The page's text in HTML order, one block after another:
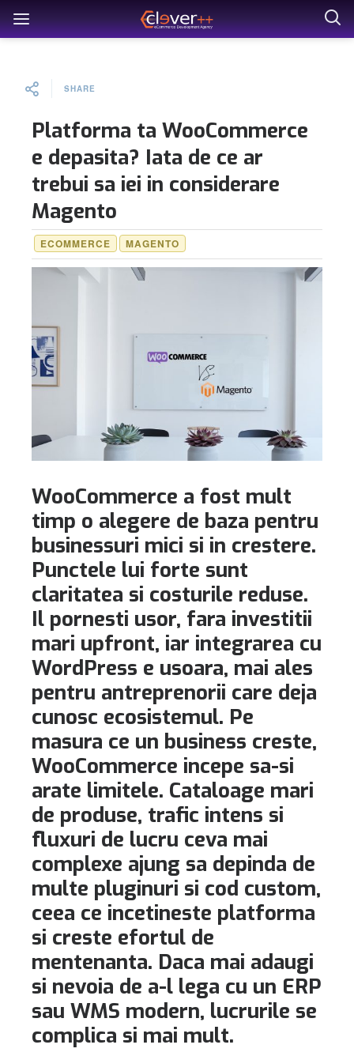
SHARE
Platforma ta WooCommerce
e depasita? Iata de ce ar
trebui sa iei in considerare
Magento
ECOMMERCE MAGENTO
WooCommerce a fost mult
timp o alegere de baza pentru
businessuri mici si in crestere.
Punctele lui forte sunt
claritatea si costurile reduse.
Il pornesti usor, fara investitii
mari upfront, iar integrarea cu
WordPress e usoara, mai ales
pentru antreprenorii care deja
cunosc ecosistemul. Pe
masura ce un business creste,
WooCommerce incepe sa-si
arate limitele. Cataloage mari
de produse, trafic intens si
fluxuri de lucru ceva mai
complexe ajung sa depinda de
multe pluginuri si cod custom,
ceea ce incetineste platforma
si creste efortul de
mentenanta. Daca mai adaugi
si nevoia de a-l lega cu un ERP
sau WMS modern, lucrurile se
complica si mai mult.